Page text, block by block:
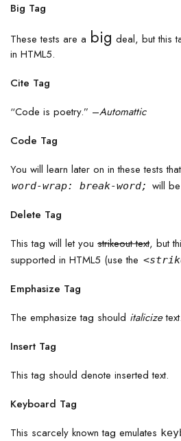
Big Tag
These tests are a big deal, but this
in HTML5.
Cite Tag
“Code is poetry.” –Automattic
Code Tag
You will learn later on in these tests that
word-wrap: break-word; will
Delete Tag
This tag will let you strikeout text, but
supported in HTML5 (use the
Emphasize Tag
The emphasize tag should italicizetext.
Insert Tag
This tag should denote inserted text.
Keyboard Tag
This scarcely known tag emulates